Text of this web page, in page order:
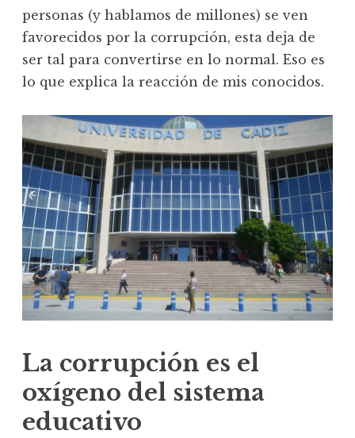
personas (y hablamos de millones) se ven
favorecidos por la corrupción, esta deja de
ser tal para convertirse en lo normal. Eso es
lo que explica la reacción de mis conocidos.
La corrupción es el
oxígeno del sistema
educativo